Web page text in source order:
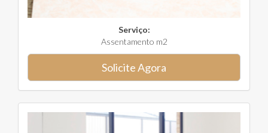
Serviço:
Assentamento m2
Solicite Agora